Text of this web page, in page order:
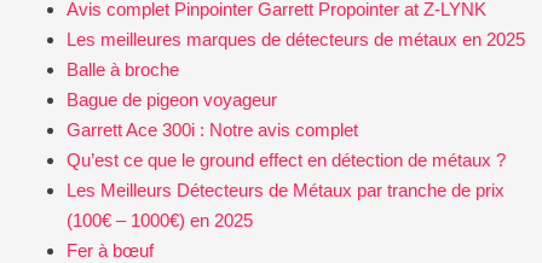
Avis complet Pinpointer Garrett Propointer at Z-LYNK
Les meilleures marques de détecteurs de métaux en 2025
Balle à broche
Bague de pigeon voyageur
Garrett Ace 300i : Notre avis complet
Qu’est ce que le ground effect en détection de métaux ?
Les Meilleurs Détecteurs de Métaux par tranche de prix
(100€ – 1000€) en 2025
Fer à bœuf